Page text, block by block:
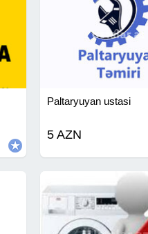
Paltaryuyan ustasi
5 AZN